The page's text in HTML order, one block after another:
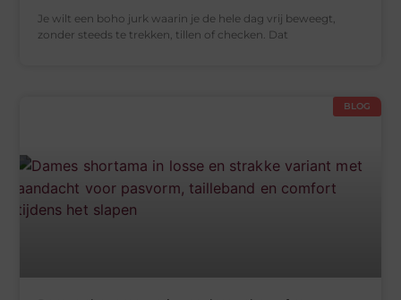
Je wilt een boho jurk waarin je de hele dag vrij beweegt,
zonder steeds te trekken, tillen of checken. Dat
BLOG